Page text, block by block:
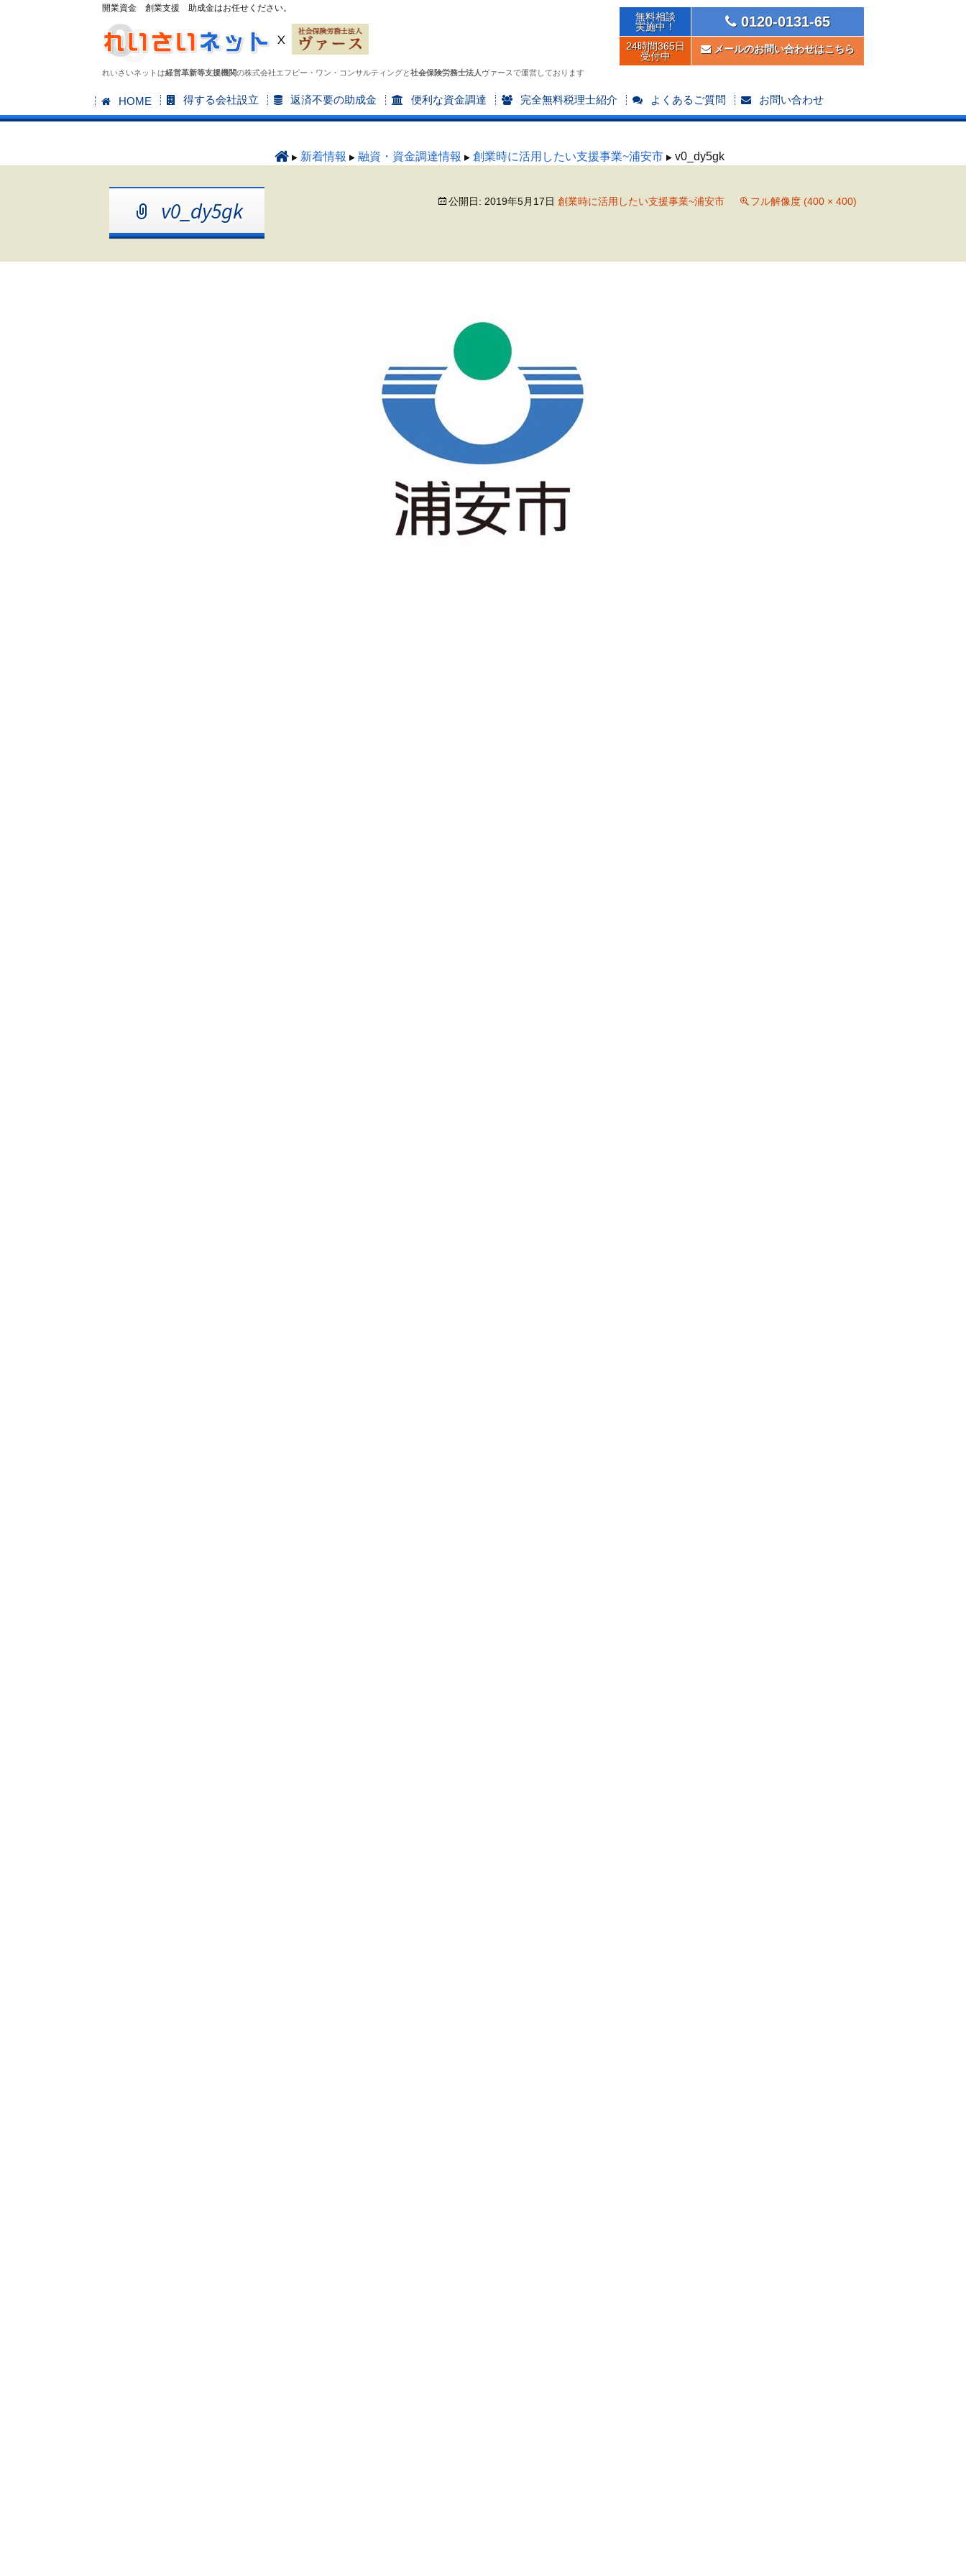
開業資金 創業支援 助成金はお任せください。
れいさいネットは経営革新等支援機関の株式会社エフピー・ワン・コンサルティングと社会保険労務士法人 ヴァースで運営しております
無料相談
実施中！
0120-0131-65
24時間365日
受付中
メールのお問い合わせはこちら
コ
ン
ツ
HOME 得する会社設立 返済不要の助成金 便利な資金調達 完全無料税理士紹介 よくあるご質問 お問い合わせ
新着情報 融資・資金調達情報 創業時に活用したい支援事業~浦安市 v0_dy5gk
v0_dy5gk 公開日: 2019年5月17日 創業時に活用したい支援事業~浦安市 フル解像度 (400 × 400)